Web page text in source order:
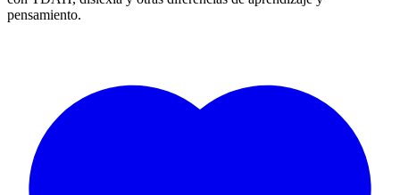
pensamiento.